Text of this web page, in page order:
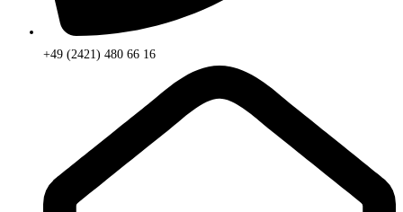
+49 (2421) 480 66 16